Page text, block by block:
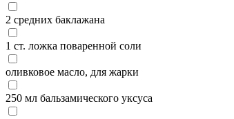
2 средних баклажана
1 ст. ложка поваренной соли
оливковое масло, для жарки
250 мл бальзамического уксуса